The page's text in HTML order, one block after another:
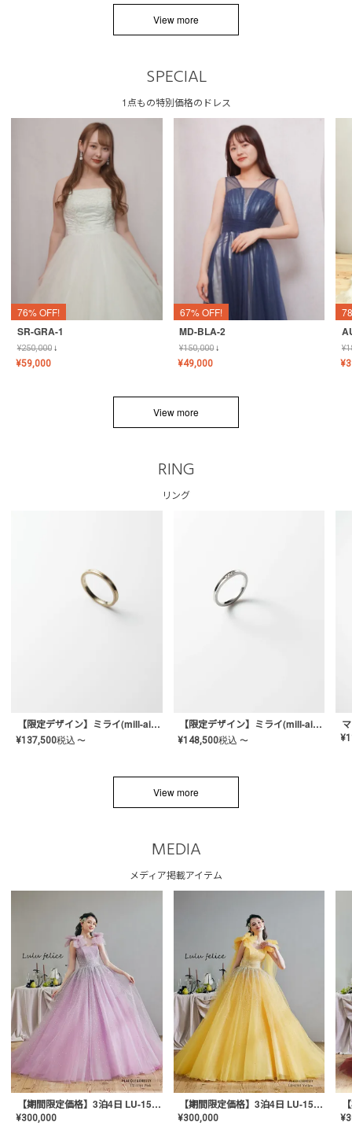
View more
SPECIAL
1点もの特別価格のドレス
76% OFF!
SR-GRA-1
¥250,000↓
¥59,000
67% OFF!
MD-BLA-2
¥150,000↓
¥49,000
¥
¥
View more
RING
リング
【限定デザイン】ミライ(mill-ai)リング
¥137,500税込 〜
【限定デザイン】ミライ(mill-ai)リング
¥148,500税込 〜 ¥
View more
MEDIA
メディア掲載アイテム
【期間限定価格】3泊4日 LU-1501(Pink)
¥300,000
【期間限定価格】3泊4日 LU-1501(Yellow)
¥300,000 ¥